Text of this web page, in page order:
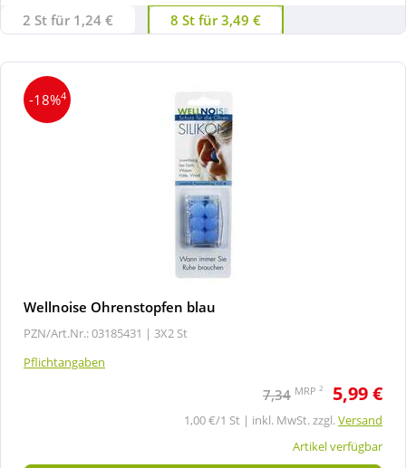
2 St für 1,24 € 8 St für 3,49 €
-18%4
Wellnoise Ohrenstopfen blau
PZN/Art.Nr.: 03185431 | 3X2 St
Pflichtangaben
7,34 MRP 2 5,99 €
1,00 €/1 St | inkl. MwSt. zzgl.Versand
Artikel verfügbar